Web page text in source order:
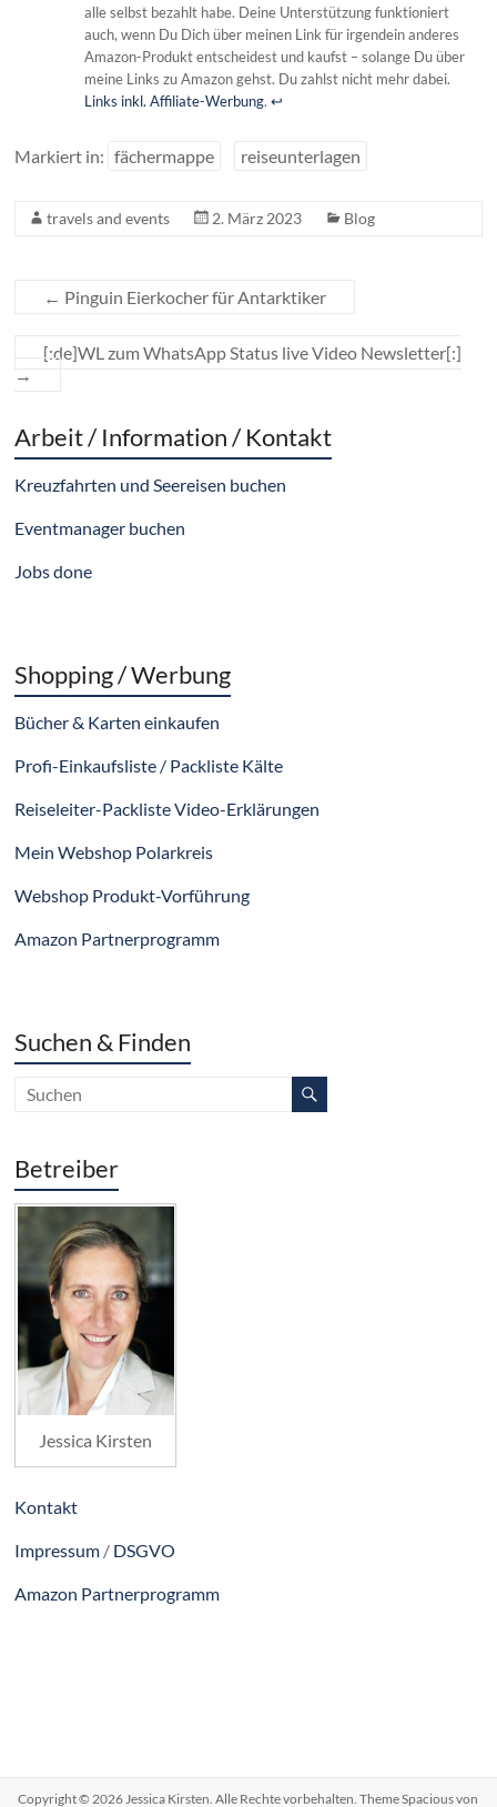
alle selbst bezahlt habe. Deine Unterstützung funktioniert
auch, wenn Du Dich über meinen Link für irgendein anderes
Amazon-Produkt entscheidest und kaufst – solange Du über
meine Links zu Amazon gehst. Du zahlst nicht mehr dabei.
Links inkl. Affiliate-Werbung. ↩︎
Markiert in: fächermappe reiseunterlagen
travels and events 2. März 2023 Blog
← Pinguin Eierkocher für Antarktiker
[:de]WL zum WhatsApp Status live Video Newsletter[:]
→
Arbeit / Information / Kontakt
Kreuzfahrten und Seereisen buchen
Eventmanager buchen
Jobs done
Shopping / Werbung
Bücher & Karten einkaufen
Profi-Einkaufsliste / Packliste Kälte
Reiseleiter-Packliste Video-Erklärungen
Mein Webshop Polarkreis
Webshop Produkt-Vorführung
Amazon Partnerprogramm
Suchen & Finden
Betreiber
Jessica Kirsten
Kontakt
Impressum / DSGVO
Amazon Partnerprogramm
Copyright © 2026 Jessica Kirsten . Alle Rechte vorbehalten. ThemeSpaciousvon